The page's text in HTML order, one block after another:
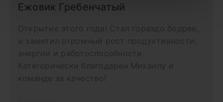
Ежовик Гребенчатый
Открытие этого года! Стал гораздо бодрее,
и заметил огромный рост продуктивности,
энергии и работоспособности.
Категорически благодарен Михаилу и
команде за качество!